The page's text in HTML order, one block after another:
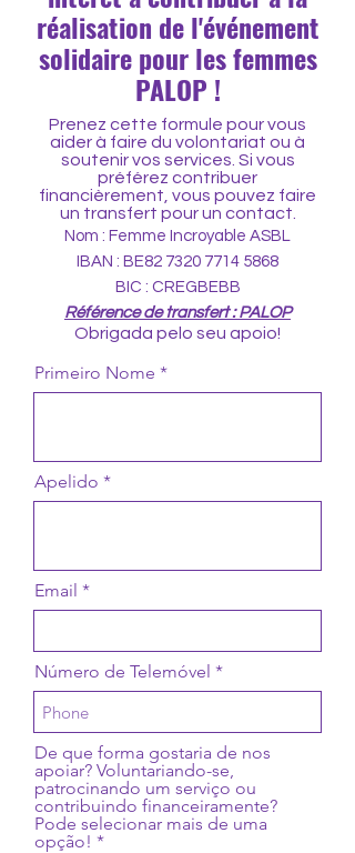
réalisation de l'événement
solidaire pour les femmes
PALOP !
Prenez cette formule pour vous
aider à faire du volontariat ou à
soutenir vos services. Si vous
préférez contribuer
financièrement, vous pouvez faire
un transfert pour un contact.
Nom : Femme Incroyable ASBL
IBAN : BE82 7320 7714 5868
BIC : CREGBEBB
Référence de transfert : PALOP
Obrigada pelo seu apoio!
Primeiro Nome
Apelido
Email
Número de Telemóvel
De que forma gostaria de nos
apoiar? Voluntariando-se,
patrocinando um serviço ou
contribuindo financeiramente?
Pode selecionar mais de uma
opção!